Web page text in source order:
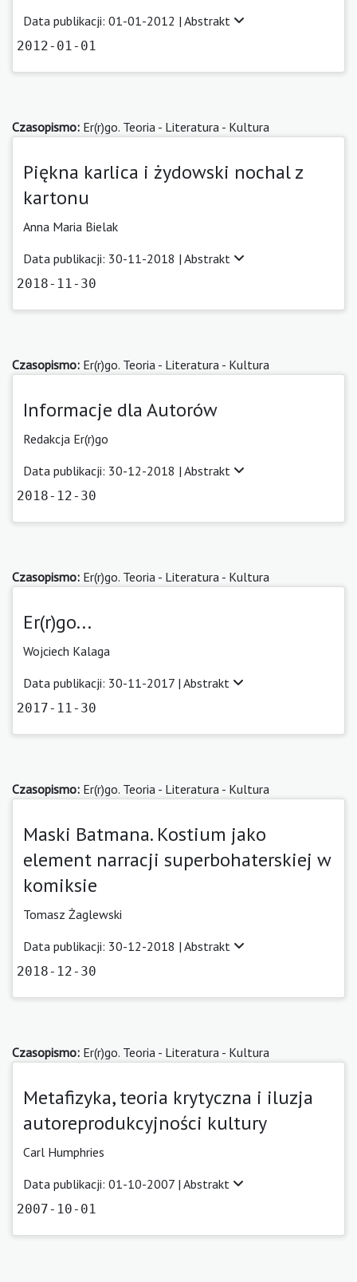
Data publikacji: 01-01-2012 | Abstrakt
2012-01-01
Czasopismo: Er(r)go. Teoria - Literatura - Kultura
Piękna karlica i żydowski nochal z
kartonu
Anna Maria Bielak
Data publikacji: 30-11-2018 | Abstrakt
2018-11-30
Czasopismo: Er(r)go. Teoria - Literatura - Kultura
Informacje dla Autorów
Redakcja Er(r)go
Data publikacji: 30-12-2018 | Abstrakt
2018-12-30
Czasopismo: Er(r)go. Teoria - Literatura - Kultura
Er(r)go...
Wojciech Kalaga
Data publikacji: 30-11-2017 | Abstrakt
2017-11-30
Czasopismo: Er(r)go. Teoria - Literatura - Kultura
Maski Batmana. Kostium jako
element narracji superbohaterskiej w
komiksie
Tomasz Żaglewski
Data publikacji: 30-12-2018 | Abstrakt
2018-12-30
Czasopismo: Er(r)go. Teoria - Literatura - Kultura
Metafizyka, teoria krytyczna i iluzja
autoreprodukcyjności kultury
Carl Humphries
Data publikacji: 01-10-2007 | Abstrakt
2007-10-01